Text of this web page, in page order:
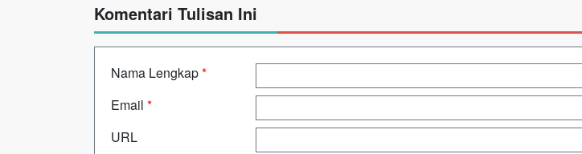
Komentari Tulisan Ini
Nama Lengkap*
Email *
URL